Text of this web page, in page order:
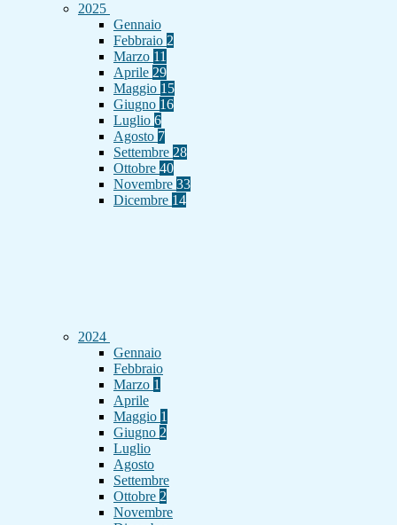
2025
Gennaio
Febbraio 2
Marzo 11
Aprile 29
Maggio 15
Giugno 16
Luglio 6
Agosto 7
Settembre 28
Ottobre 40
Novembre 33
Dicembre 14
2024
Gennaio
Febbraio
Marzo 1
Aprile
Maggio 1
Giugno 2
Luglio
Agosto
Settembre
Ottobre 2
Novembre